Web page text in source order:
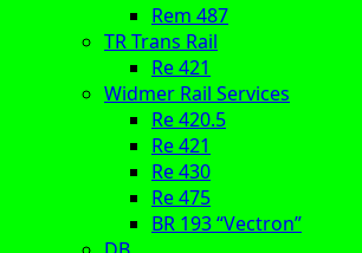
Rem 487
TR Trans Rail
Re 421
Widmer Rail Services
Re 420.5
Re 421
Re 430
Re 475
BR 193 “Vectron”